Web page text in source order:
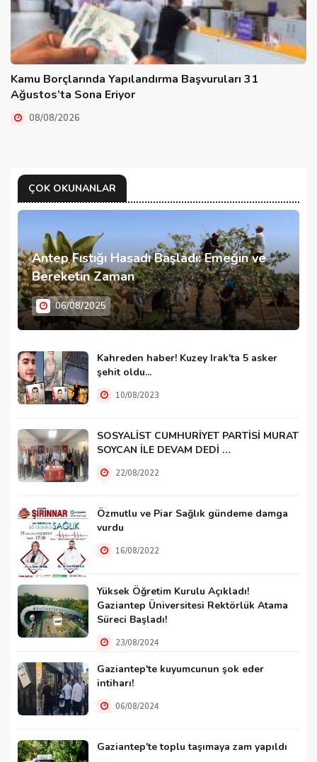
Kamu Borçlarında Yapılandırma Başvuruları 31
Ağustos’ta Sona Eriyor
08/08/2026
ÇOK OKUNANLAR
Antep Fıstığı Hasadı Başladı: Emeğin ve
Bereketin Zaman
06/08/2025
Kahreden haber! Kuzey Irak'ta 5 asker
şehit oldu...
10/08/2023
SOSYALİST CUMHURİYET PARTİSİ MURAT
SOYCAN İLE DEVAM DEDİ …
22/08/2022
Özmutlu ve Piar Sağlık gündeme damga
vurdu
16/08/2022
Yüksek Öğretim Kurulu Açıkladı!
Gaziantep Üniversitesi Rektörlük Atama
Süreci Başladı!
23/08/2024
Gaziantep'te kuyumcunun şok eder
intiharı!
06/08/2024
Gaziantep'te toplu taşımaya zam yapıldı